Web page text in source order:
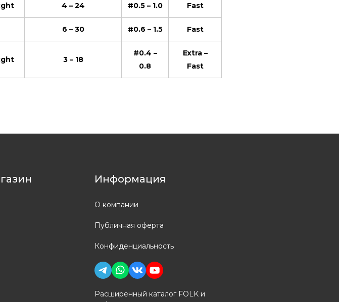
4 – 24 #0.5 – 1.0 Fast
6 – 30 #0.6 – 1.5 Fast
3 – 18
#0.4 –
0.8
Extra –
Fast
Информация
О компании
Публичная оферта
Конфиденциальность
Расширенный каталог FOLK и